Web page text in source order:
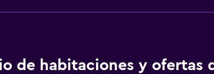
de habitaciones y ofertas